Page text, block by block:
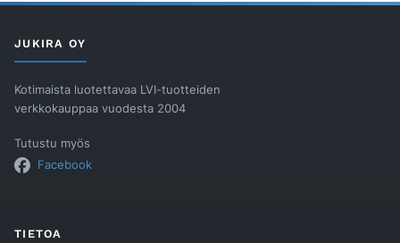
JUKIRA OY
Kotimaista luotettavaa LVI-tuotteiden
verkkokauppaa vuodesta 2004
Tutustu myös
Facebook
TIETOA